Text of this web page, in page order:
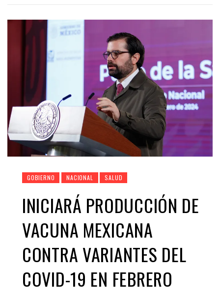
GOBIERNO NACIONAL SALUD
INICIARÁ PRODUCCIÓN DE
VACUNA MEXICANA
CONTRA VARIANTES DEL
COVID-19 EN FEBRERO